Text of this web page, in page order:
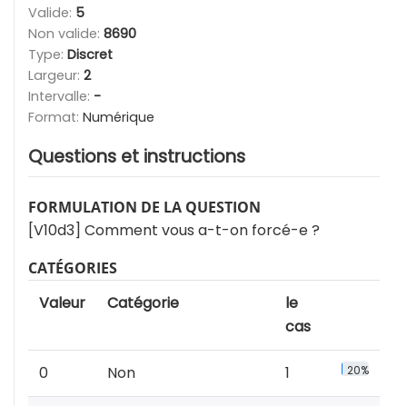
Valide: 5
Non valide: 8690
Type: Discret
Largeur: 2
Intervalle: -
Format: Numérique
Questions et instructions
FORMULATION DE LA QUESTION
[V10d3] Comment vous a-t-on forcé-e ?
CATÉGORIES
Valeur Catégorie
le
cas
0 Non 1 20%